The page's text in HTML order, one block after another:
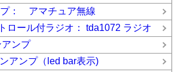
プ： アマチュア無線
ロール付ラジオ： tda1072 ラジオ
ンプ
アンプ（led bar表示)